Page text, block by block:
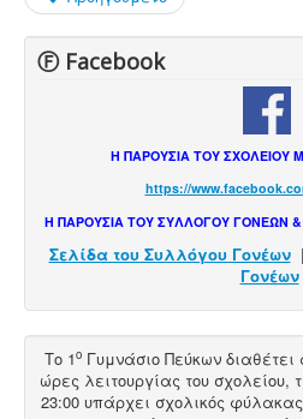
Ⓕ Facebook
Η ΠΑΡΟΥΣΙΑ ΤΟΥ ΣΧΟΛΕΙΟΥ
https://
Η ΠΑΡΟΥΣΙΑ ΤΟΥ ΣΥΛΛΟΓΟΥ ΓΟΝΕΩΝ
Σελίδα του Συλλόγου Γονέων|
Γονέων
Το 1ο Γυμνάσιο Πεύκων διαθέτει
ώρες λειτουργίας του σχολείου,
23:00 υπάρχει σχολικός